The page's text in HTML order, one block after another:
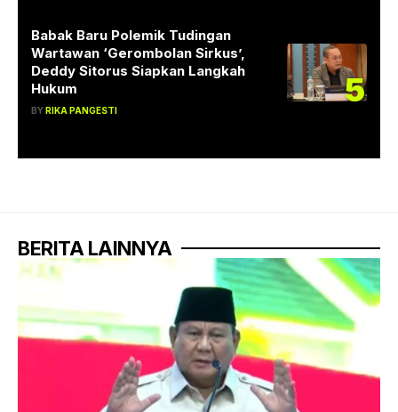
Babak Baru Polemik Tudingan
Wartawan ‘Gerombolan Sirkus’,
Deddy Sitorus Siapkan Langkah
Hukum
BYRIKA PANGESTI
5
BERITA LAINNYA